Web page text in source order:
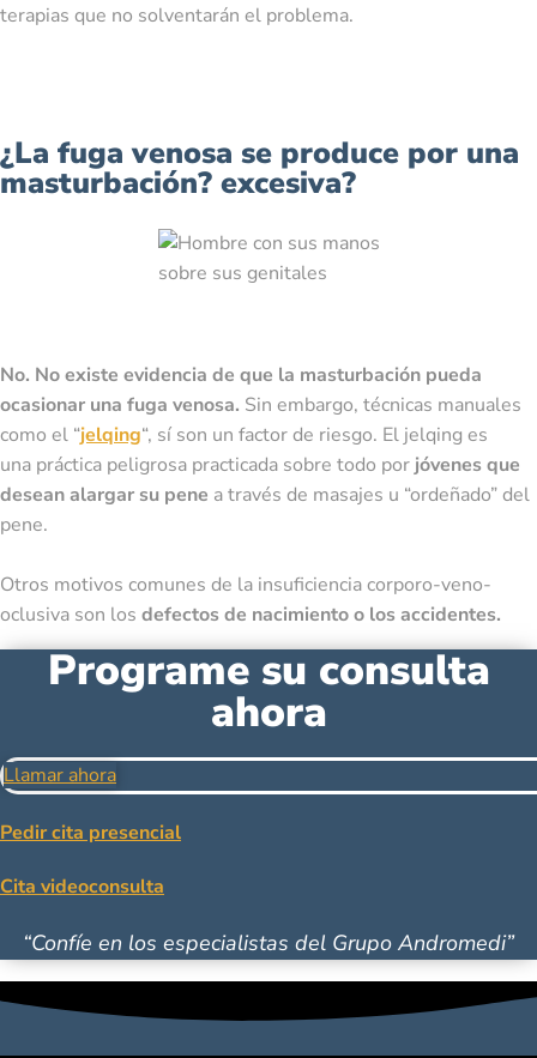
terapias que no solventarán el problema.
¿La fuga venosa se produce por una
masturbación? excesiva?
No. No existe evidencia de que la masturbación pueda
ocasionar una fuga venosa. Sin embargo, técnicas manuales
como el “jelqing“, sí son un factor de riesgo. El jelqing es
una práctica peligrosa practicada sobre todo por jóvenes que
desean alargar su pene a través de masajes u “ordeñado” del
pene.
Otros motivos comunes de la insuficiencia corporo-veno-
oclusiva son los defectos de nacimiento o los accidentes.
Programe su consulta
ahora
Llamar ahora
Pedir cita presencial
Cita videoconsulta
“Confíe en los especialistas del Grupo Andromedi”